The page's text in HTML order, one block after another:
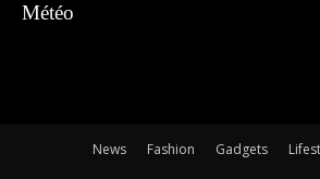
Météo
News Fashion Gadgets